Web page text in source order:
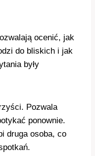
ocenić, jak
do bliskich i jak
były
Pozwala
ponownie.
druga osoba, co